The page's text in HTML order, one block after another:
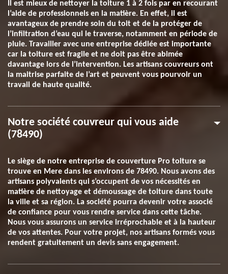
Il est mieux de nettoyer la toiture 1 à 2 fois par en recourant
l’aide de professionnels en la matière. En effet, il est
avantageux de prendre soin du toit et de la protéger de
l’infiltration d’eau qui le traverse, notamment en période de
pluie. Travailler avec une entreprise dédiée est importante
car la toiture est fragile et ne doit pas être abimée
davantage lors de l’intervention. Les artisans couvreurs ont
la maitrise parfaite de l’art et peuvent vous pourvoir un
travail de haute qualité.
Notre société couvreur qui vous aide
(78490)
Le siège de notre entreprise de couverture Pro toiture se
trouve en Mere dans les environs de 78490. Nous avons des
artisans polyvalents qui s’occupent de vos nécessités en
matière de nettoyage et démoussage de toiture dans toute
la ville et sa région. La société pourra devenir votre associé
de confiance pour vous rendre service dans cette tâche.
Nous vous assurons un service irréprochable et à la hauteur
de vos attentes. Pour votre projet, nos artisans formés vous
rendent gratuitement un devis sans engagement.